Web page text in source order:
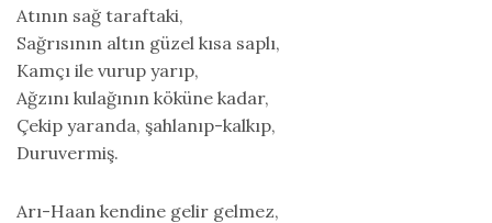
Atının sağ taraftaki,
Sağrısının altın güzel kısa saplı,
Kamçı ile vurup yarıp,
Ağzını kulağının köküne kadar,
Çekip yaranda, şahlanıp-kalkıp,
Duruvermiş.
Arı-Haan kendine gelir gelmez,